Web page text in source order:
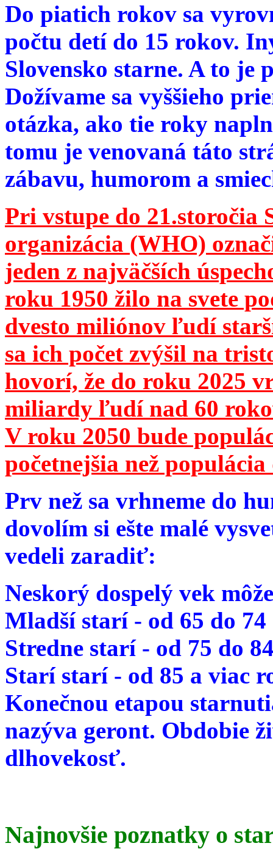
Do piatich rokov sa
počtu detí do 15 rokov.
Slovensko starne. A to je
Dožívame sa vyššieho
otázka, ako tie roky
tomu je venovaná táto
zábavu, humorom a
Pri vstupe do 21.storočia
organizácia (WHO)
jeden z najväčších
roku 1950 žilo na svete
dvesto miliónov ľudí
sa ich počet zvýšil na
hovorí, že do roku 2025
miliardy ľudí nad 60
V roku 2050 bude
početnejšia než
Prv než sa vrhneme do
dovolím si ešte malé
vedeli zaradiť:
Neskorý dospelý vek
Mladší starí - od 65 do
Stredne starí - od 75 do
Starí starí - od 85 a viac
Konečnou etapou
nazýva geront. Obdobie
dlhovekosť.
Najnovšie poznatky o